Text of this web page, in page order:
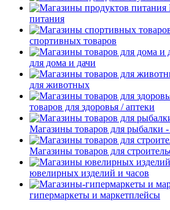
питания
спортивных товаров
для дома и дачи
для животных
товаров для здоровья / аптеки
Магазины товаров для рыбалки
Магазины товаров для
ювелирных изделий и часов
гипермаркеты и маркетплейсы